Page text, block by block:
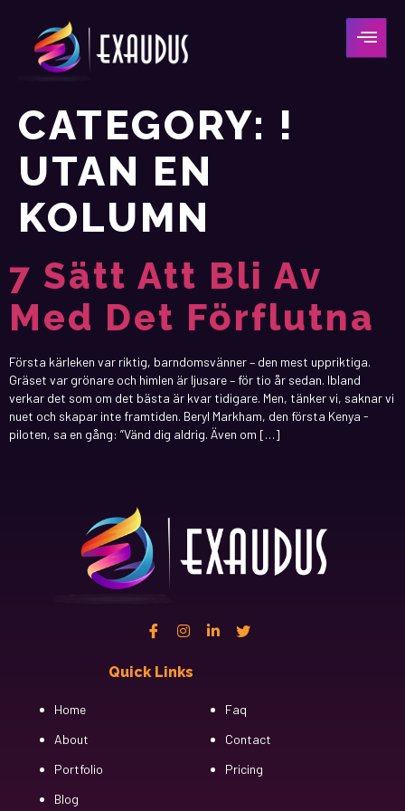
CATEGORY: !
UTAN EN
KOLUMN
7 Sätt Att Bli Av
Med Det Förflutna
Första kärleken var riktig, barndomsvänner – den mest uppriktiga.
Gräset var grönare och himlen är ljusare – för tio år sedan. Ibland
verkar det som om det bästa är kvar tidigare. Men, tänker vi, saknar vi
nuet och skapar inte framtiden. Beryl Markham, den första Kenya -
piloten, sa en gång: ”Vänd dig aldrig. Även om […]
Quick Links
Home
About
Portfolio
Blog
Faq
Contact
Pricing